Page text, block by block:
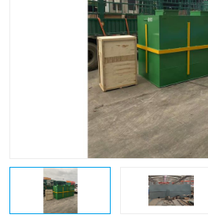
诊所门诊污水处理设备 臭
养殖污水处理设备 屠
一体化污水处理设备 食
医院辐射污水衰变池